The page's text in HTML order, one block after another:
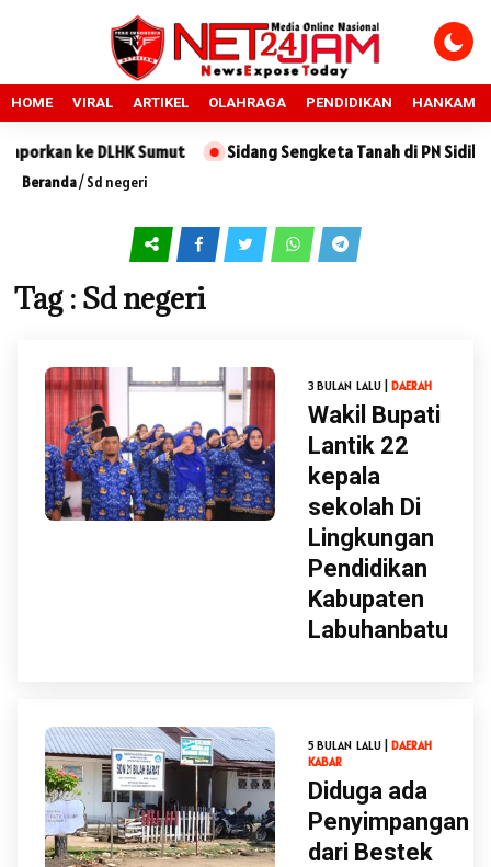
HOME VIRAL ARTIKEL OLAHRAGA PENDIDIKAN HANKAM
ke DLHK Sumut Sidang Sengketa Tanah di PN
Beranda/Sd negeri
Tag : Sd negeri
3 BULAN LALU | DAERAH
Wakil Bupati
Lantik 22
kepala
sekolah Di
Lingkungan
Pendidikan
Kabupaten
Labuhanbatu
5 BULAN LALU | DAERAH
KABAR
Diduga ada
Penyimpangan
dari Bestek